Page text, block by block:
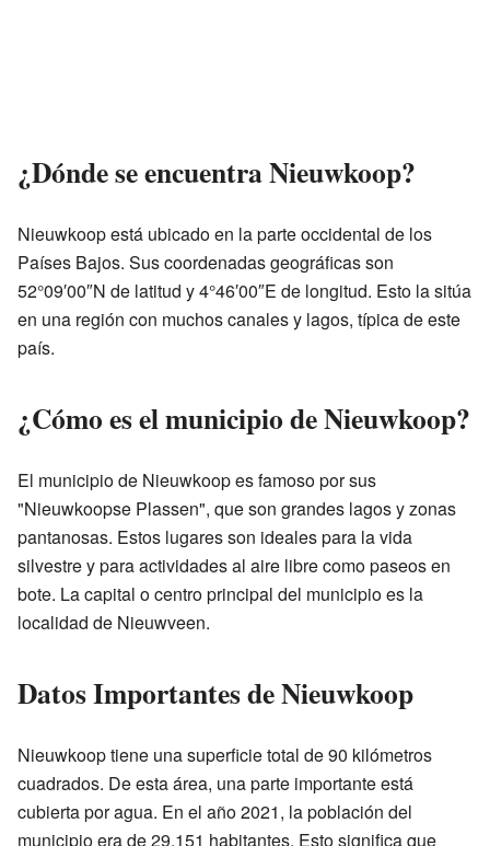
¿Dónde se encuentra Nieuwkoop?
Nieuwkoop está ubicado en la parte occidental de los
Países Bajos. Sus coordenadas geográficas son
52°09′00″N de latitud y 4°46′00″E de longitud. Esto la sitúa
en una región con muchos canales y lagos, típica de este
país.
¿Cómo es el municipio de Nieuwkoop?
El municipio de Nieuwkoop es famoso por sus
"Nieuwkoopse Plassen", que son grandes lagos y zonas
pantanosas. Estos lugares son ideales para la vida
silvestre y para actividades al aire libre como paseos en
bote. La capital o centro principal del municipio es la
localidad de Nieuwveen.
Datos Importantes de Nieuwkoop
Nieuwkoop tiene una superficie total de 90 kilómetros
cuadrados. De esta área, una parte importante está
cubierta por agua. En el año 2021, la población del
municipio era de 29.151 habitantes. Esto significa que